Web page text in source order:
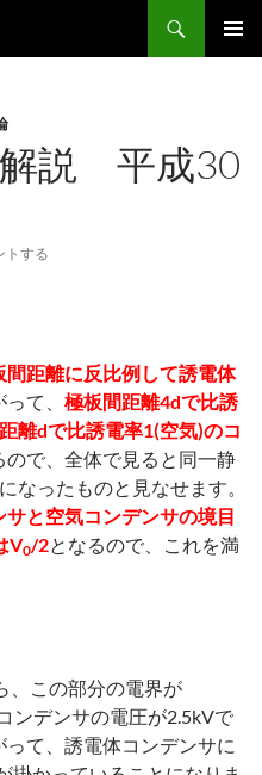
解説 平成30
トする
間距離に反比例して誘電体
て、 極板間距離4dで比誘
離dで比誘電率1(空気)のコ
ので、全体で見ると同一静
なったものと見なせます。
と空気コンデンサの境目
V0/2となるので、これを満
、この部分の電界が
ンデンサの電圧が2.5kVで
て、誘電体コンデンサに